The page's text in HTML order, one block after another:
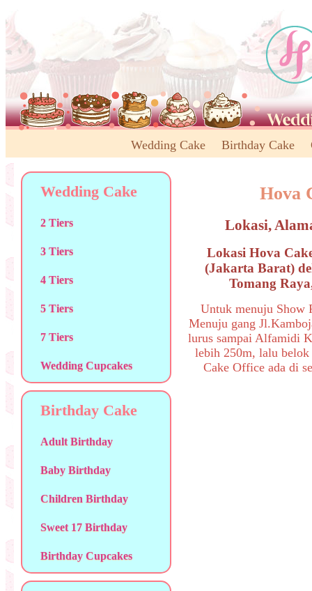
Wedding Cake Birthday Cake
Wedding Cake
2 Tiers
3 Tiers
4 Tiers
5 Tiers
7 Tiers
Wedding Cupcakes
Birthday Cake
Adult Birthday
Baby Birthday
Children Birthday
Sweet 17 Birthday
Birthday Cupcakes
Hova
Lokasi,
Lokasi Hova
(Jakarta Barat)
Tomang
Untuk menuju Show
Menuju gang
lurus sampai Alfamidi
lebih 250m, lalu
Cake Office ada di